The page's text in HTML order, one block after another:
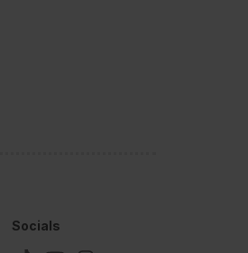
Socials